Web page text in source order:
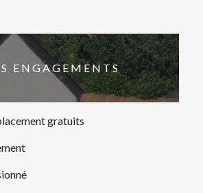
ENGAGEMENTS
gratuits